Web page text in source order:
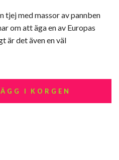
tjej med massor av pannben
om att äga en av Europas
är det även en väl
I KORGEN